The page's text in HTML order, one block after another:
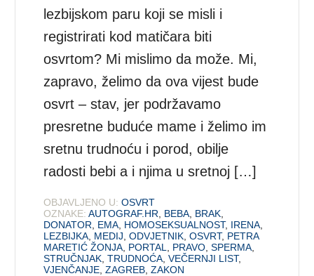
lezbijskom paru koji se misli i
registrirati kod matičara biti
osvrtom? Mi mislimo da može. Mi,
zapravo, želimo da ova vijest bude
osvrt – stav, jer podržavamo
presretne buduće mame i želimo im
sretnu trudnoću i porod, obilje
radosti bebi a i njima u sretnoj […]
OBJAVLJENO U: OSVRT
OZNAKE: AUTOGRAF.HR BEBA BRAK
DONATOR
EMA HOMOSEKSUALNOST, IRENA
LEZBIJKA MEDIJ ,ODVJETNIK ,OSVRT, PETRA
MARETIĆ ŽONJA PORTAL PRAVO ,SPERMA
STRUČNJAK ,TRUDNOĆA ,VEČERNJI LIST,
VJENČANJE ,ZAGREB ,ZAKON